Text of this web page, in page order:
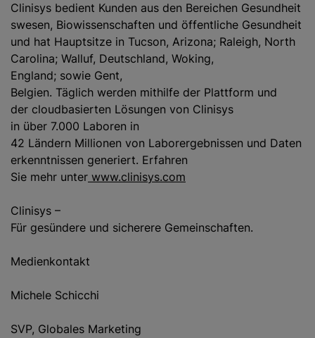
Clinisys bedient Kunden aus den Bereichen Gesundheit
swesen, Biowissenschaften und öffentliche Gesundheit
und hat Hauptsitze in Tucson, Arizona; Raleigh, North
Carolina; Walluf, Deutschland, Woking,
England; sowie Gent,
Belgien. Täglich werden mithilfe der Plattform und
der cloudbasierten Lösungen von Clinisys
in über 7.000 Laboren in
42 Ländern Millionen von Laborergebnissen und Daten
erkenntnissen generiert. Erfahren
Sie mehr unter www.clinisys.com
Clinisys –
Für gesündere und sicherere Gemeinschaften.
Medienkontakt
Michele Schicchi
SVP, Globales Marketing